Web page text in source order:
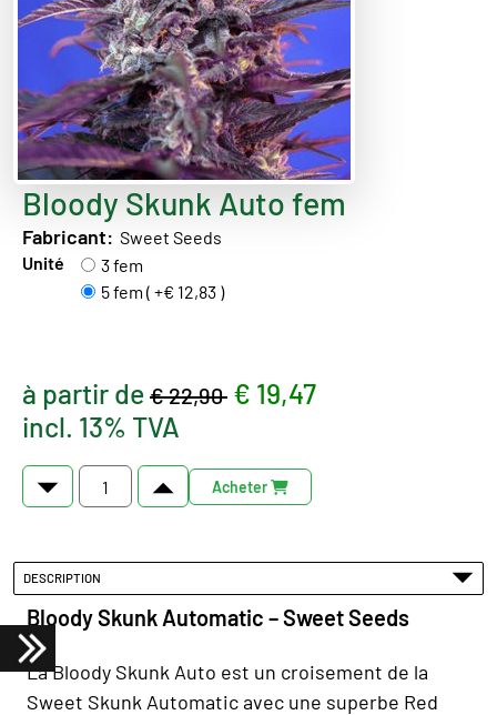
Bloody Skunk Auto fem
Fabricant: Sweet Seeds
Unité
3 fem
5 fem ( +€ 12,83 )
à partir de € 22,90 € 19,47
incl. 13% TVA
Acheter
DESCRIPTION
Bloody Skunk Automatic – Sweet Seeds
La Bloody Skunk Auto est un croisement de la
Sweet Skunk Automatic avec une superbe Red